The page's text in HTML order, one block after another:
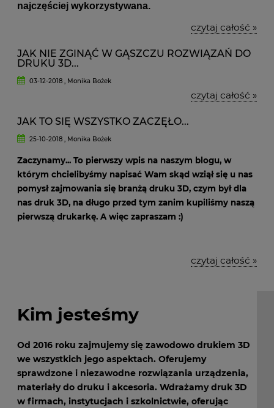
najczęściej wykorzystywana.
czytaj całość »
JAK NIE ZGINĄĆ W GĄSZCZU ROZWIĄZAŃ DO
DRUKU 3D...
03-12-2018 , Monika Bożek
czytaj całość »
JAK TO SIĘ WSZYSTKO ZACZĘŁO...
25-10-2018 , Monika Bożek
Zaczynamy... To pierwszy wpis na naszym blogu, w
którym chcielibyśmy napisać Wam skąd wziął się u nas
pomysł zajmowania się branżą druku 3D, czym był dla
nas druk 3D, na długo przed tym zanim kupiliśmy naszą
pierwszą drukarkę. A więc zapraszam :)
czytaj całość »
Kim jesteśmy
Od 2016 roku zajmujemy się zawodowo drukiem 3D
we wszystkich jego aspektach. Oferujemy
sprawdzone i niezawodne rozwiązania urządzenia,
materiały do druku i akcesoria. Wdrażamy druk 3D
w firmach, instytucjach i szkolnictwie, oferując